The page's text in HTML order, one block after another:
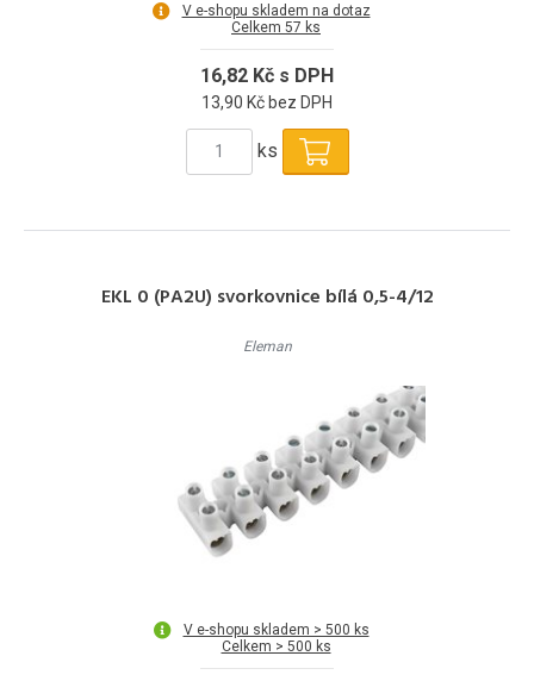
V e-shopu skladem na dotaz
Celkem 57 ks
16,82 Kč s DPH
13,90 Kč bez DPH
ks
EKL 0 (PA2U) svorkovnice bílá 0,5-4/12
Eleman
V e-shopu skladem > 500 ks
Celkem > 500 ks